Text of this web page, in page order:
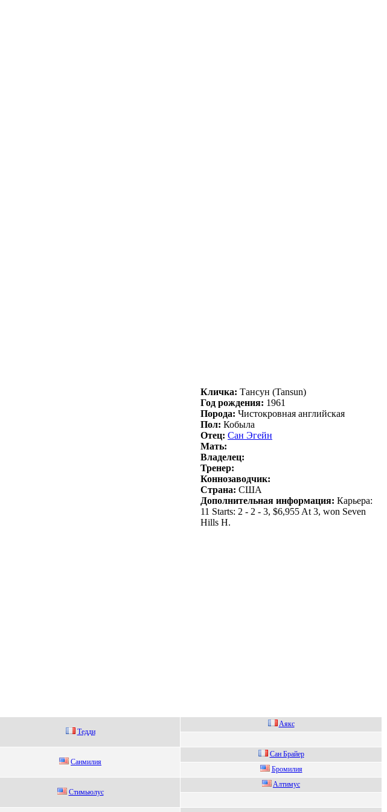
Кличка: Тансун (Tansun)
Год рождения: 1961
Порода: Чистокровная английская
Пол: Кобыла
Отец: Cан Эгeйн
Мать:
Владелец:
Тренер:
Коннозаводчик:
Страна: США
Дополнительная информация: Карьера:
11 Starts: 2 - 2 - 3, $6,955 At 3, won Seven
Hills H.
Tедди
Aякс
Сaнмилия
Сан Бpайep
Брoмилия
Cтимьюлуc
Aлтимус